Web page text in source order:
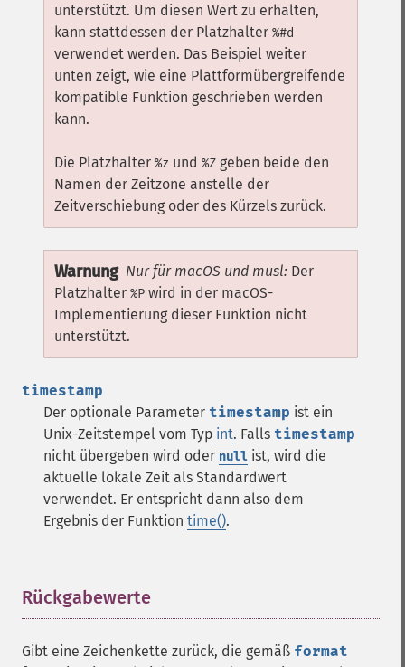
unterstützt. Um diesen Wert zu erhalten,
kann stattdessen der Platzhalter %#d
verwendet werden. Das Beispiel weiter
unten zeigt, wie eine Plattformübergreifende
kompatible Funktion geschrieben werden
kann.
Die Platzhalter %z und %Z geben beide den
Namen der Zeitzone anstelle der
Zeitverschiebung oder des Kürzels zurück.
Warnung Nur für macOS und musl: Der
Platzhalter %P wird in der macOS-
Implementierung dieser Funktion nicht
unterstützt.
timestamp
Der optionale Parameter timestamp ist ein
Unix-Zeitstempel vom Typ int. Falls timestamp
nicht übergeben wird oder null ist, wird die
aktuelle lokale Zeit als Standardwert
verwendet. Er entspricht dann also dem
Ergebnis der Funktion time().
Rückgabewerte
Gibt eine Zeichenkette zurück, die gemäß format